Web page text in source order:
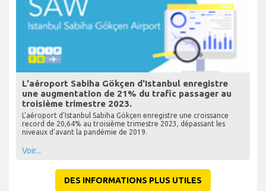
L'aéroport Sabiha Gökçen d'Istanbul enregistre
une augmentation de 21% du trafic passager au
troisième trimestre 2023.
L'aéroport d'Istanbul Sabiha Gökçen enregistre une croissance
record de 20,64% au troisième trimestre 2023, dépassant les
niveaux d'avant la pandémie de 2019.
Voir...
DES INFORMATIONS PLUS UTILES